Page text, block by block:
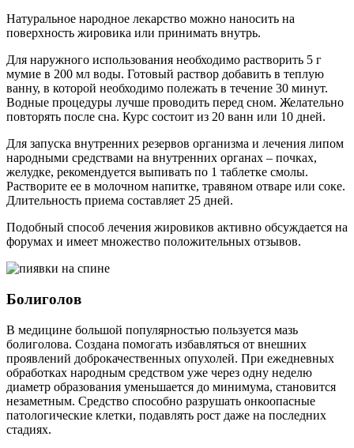
Натуральное народное лекарство можно наносить на
поверхность жировика или принимать внутрь.
Для наружного использования необходимо растворить 5 г
мумие в 200 мл воды. Готовый раствор добавить в теплую
ванну, в которой необходимо полежать в течение 30 минут.
Водные процедуры лучше проводить перед сном. Желательно
повторять после сна. Курс состоит из 20 ванн или 10 дней.
Для запуска внутренних резервов организма и лечения липом
народными средствами на внутренних органах – почках,
желудке, рекомендуется выпивать по 1 таблетке смолы.
Растворите ее в молочном напитке, травяном отваре или соке.
Длительность приема составляет 25 дней.
Подобный способ лечения жировиков активно обсуждается на
форумах и имеет множество положительных отзывов.
Болиголов
В медицине большой популярностью пользуется мазь
болиголова. Создана помогать избавляться от внешних
проявлений доброкачественных опухолей. При ежедневных
обработках народным средством уже через одну неделю
диаметр образования уменьшается до минимума, становится
незаметным. Средство способно разрушать онкоопасные
патологические клетки, подавлять рост даже на последних
стадиях.